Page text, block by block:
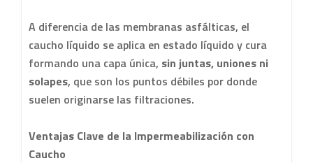
A diferencia de las membranas asfálticas, el
caucho líquido se aplica en estado líquido y cura
formando una capa única, sin juntas, uniones ni
solapes, que son los puntos débiles por donde
suelen originarse las filtraciones.
Ventajas Clave de la Impermeabilización con
Caucho